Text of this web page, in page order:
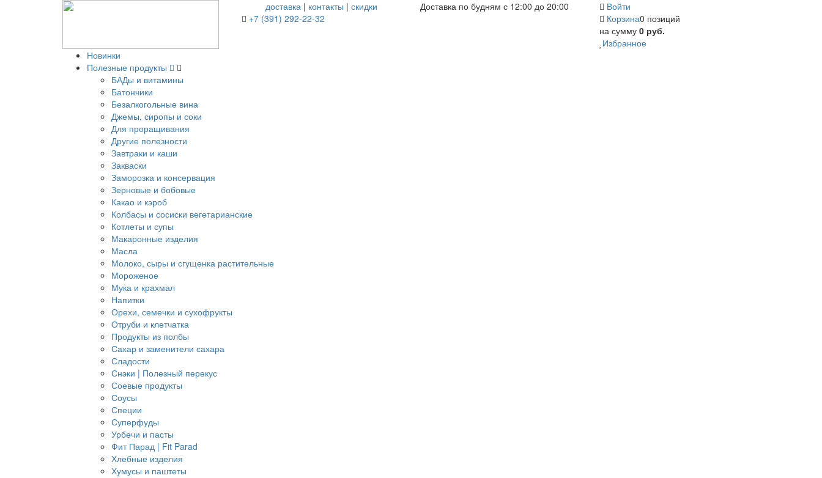
доставка | контакты |скидки
+7 (391) 292-22-32
Доставка по будням с 12:00 до 20:00
Войти
Корзина0 позиций
на сумму 0 руб.
Избранное
Новинки
Полезные продукты
БАДы и витамины
Батончики
Безалкогольные вина
Джемы, сиропы и соки
Для проращивания
Другие полезности
Завтраки и каши
Закваски
Заморозка и консервация
Зерновые и бобовые
Какао и кэроб
Колбасы и сосиски вегетарианские
Котлеты и супы
Макаронные изделия
Масла
Молоко, сыры и сгущенка растительные
Мороженое
Мука и крахмал
Напитки
Орехи, семечки и сухофрукты
Отруби и клетчатка
Продукты из полбы
Сахар и заменители сахара
Сладости
Снэки | Полезный перекус
Соевые продукты
Соусы
Специи
Суперфуды
Урбечи и пасты
Фит Парад | Fit Parad
Хлебные изделия
Хумусы и паштеты